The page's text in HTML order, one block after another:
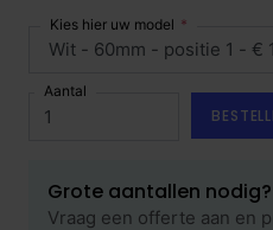
Kies hier uw model
Aantal
Grote aantallen nodig?
Vraag een offerte aan en